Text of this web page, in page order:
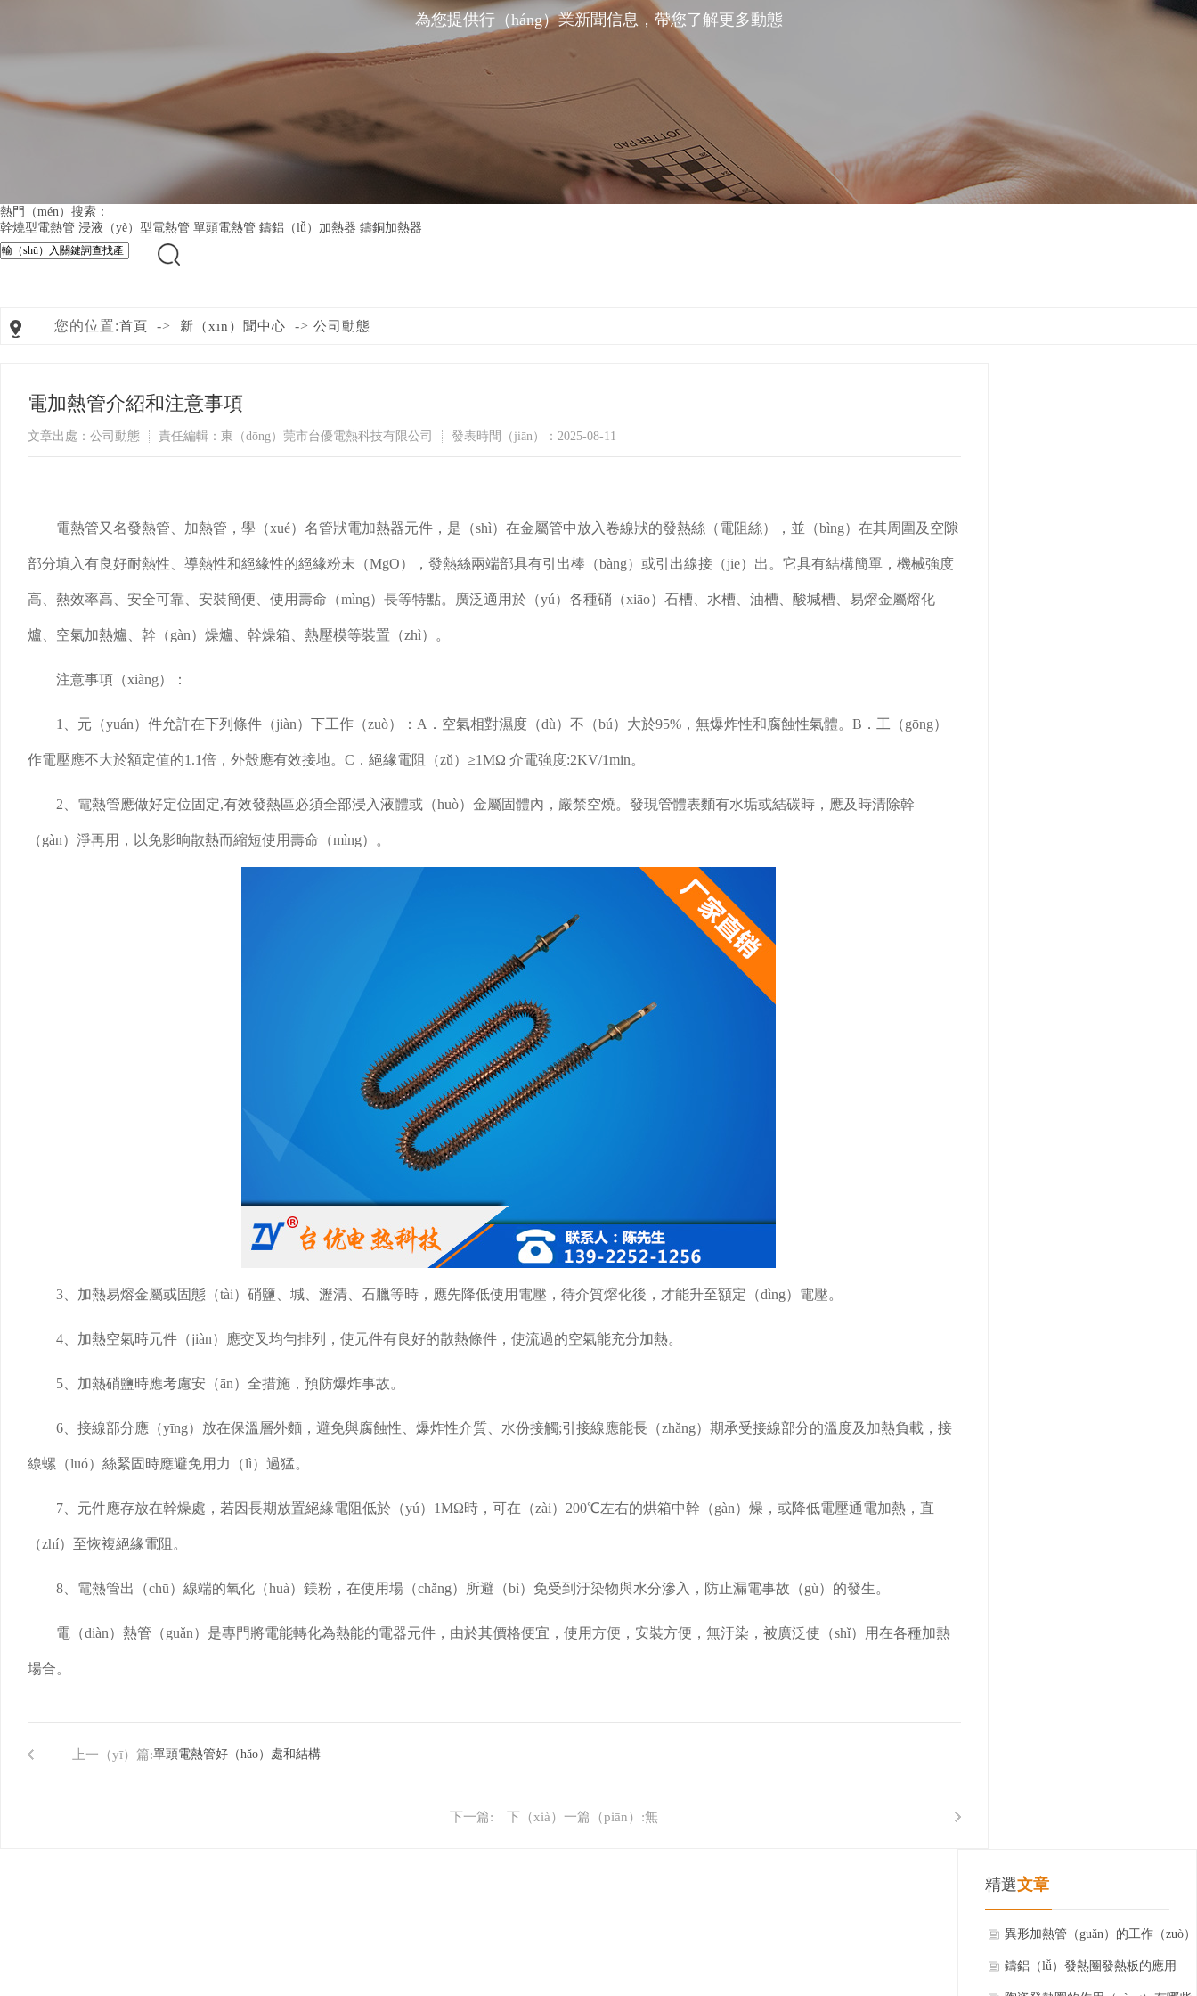
為您提供行（háng）業新聞信息，帶您了解更多動態
熱門（mén）搜索：
幹燒型電熱管 浸液（yè）型電熱管 單頭電熱管 鑄鋁（lǚ）加熱器 鑄銅加熱器
您的位置:首頁 -> 新（xīn）聞中心 -> 公司動態
電加熱管介紹和注意事項
文章出處：公司動態 責任編輯：東（dōng）莞市台優電熱科技有限公司 發表時間（jiān）：2025-08-11
電熱管又名發熱管、加熱管，學（xué）名管狀電加熱器元件，是（shì）在金屬管中放入卷線狀的發熱絲（電阻絲），並（bìng）在其周圍及空隙
部分填入有良好耐熱性、導熱性和絕緣性的絕緣粉末（MgO），發熱絲兩端部具有引出棒（bàng）或引出線接（jiē）出。它具有結構簡單，機械強度
高、熱效率高、安全可靠、安裝簡便、使用壽命（mìng）長等特點。廣泛適用於（yú）各種硝（xiāo）石槽、水槽、油槽、酸堿槽、易熔金屬熔化
爐、空氣加熱爐、幹（gàn）燥爐、幹燥箱、熱壓模等裝置（zhì）。
注意事項（xiàng）：
1、元（yuán）件允許在下列條件（jiàn）下工作（zuò）：A．空氣相對濕度（dù）不（bú）大於95%，無爆炸性和腐蝕性氣體。B．工（gōng）
作電壓應不大於額定值的1.1倍，外殼應有效接地。C．絕緣電阻（zǔ）≥1MΩ 介電強度:2KV/1min。
2、電熱管應做好定位固定,有效發熱區必須全部浸入液體或（huò）金屬固體內，嚴禁空燒。發現管體表麵有水垢或結碳時，應及時清除幹
（gàn）淨再用，以免影晌散熱而縮短使用壽命（mìng）。
3、加熱易熔金屬或固態（tài）硝鹽、堿、瀝清、石臘等時，應先降低使用電壓，待介質熔化後，才能升至額定（dìng）電壓。
4、加熱空氣時元件（jiàn）應交叉均勻排列，使元件有良好的散熱條件，使流過的空氣能充分加熱。
5、加熱硝鹽時應考慮安（ān）全措施，預防爆炸事故。
6、接線部分應（yīng）放在保溫層外麵，避免與腐蝕性、爆炸性介質、水份接觸;引接線應能長（zhǎng）期承受接線部分的溫度及加熱負載，接
線螺（luó）絲緊固時應避免用力（lì）過猛。
7、元件應存放在幹燥處，若因長期放置絕緣電阻低於（yú）1MΩ時，可在（zài）200℃左右的烘箱中幹（gàn）燥，或降低電壓通電加熱，直
（zhí）至恢複絕緣電阻。
8、電熱管出（chū）線端的氧化（huà）鎂粉，在使用場（chǎng）所避（bì）免受到汙染物與水分滲入，防止漏電事故（gù）的發生。
電（diàn）熱管（guǎn）是專門將電能轉化為熱能的電器元件，由於其價格便宜，使用方便，安裝方便，無汙染，被廣泛使（shǐ）用在各種加熱
場合。
上一（yī）篇:單頭電熱管好（hǎo）處和結構
下一篇: 下（xià）一篇（piān）:無
精選文章
異形加熱管（guǎn）的工作（zuò）
原理
鑄鋁（lǚ）發熱圈發熱板的應用